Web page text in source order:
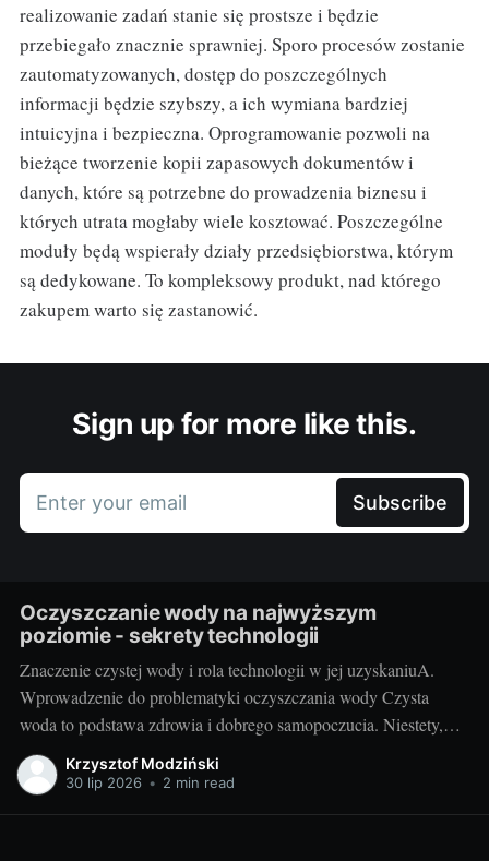
realizowanie zadań stanie się prostsze i będzie
przebiegało znacznie sprawniej. Sporo procesów zostanie
zautomatyzowanych, dostęp do poszczególnych
informacji będzie szybszy, a ich wymiana bardziej
intuicyjna i bezpieczna. Oprogramowanie pozwoli na
bieżące tworzenie kopii zapasowych dokumentów i
danych, które są potrzebne do prowadzenia biznesu i
których utrata mogłaby wiele kosztować. Poszczególne
moduły będą wspierały działy przedsiębiorstwa, którym
są dedykowane. To kompleksowy produkt, nad którego
zakupem warto się zastanowić.
Sign up for more like this.
Enter your email Subscribe
Oczyszczanie wody na najwyższym
poziomie - sekrety technologii
Znaczenie czystej wody i rola technologii w jej uzyskaniuA.
Wprowadzenie do problematyki oczyszczania wody Czysta
woda to podstawa zdrowia i dobrego samopoczucia. Niestety,
dzisiejszy stan środowiska naturalnego często uniemożliwia
korzystanie z idealnie czystej wody źródlanej. Trudno też zawsze
Krzysztof Modziński
30 lip 2026 • 2 min read